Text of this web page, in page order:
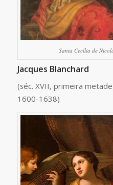
Santa Cecília de
Jacques Blanchard
(séc. XVII, primeira
1600-1638)